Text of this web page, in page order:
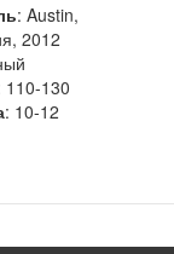
: Austin,
2012
110-130
: 10-12